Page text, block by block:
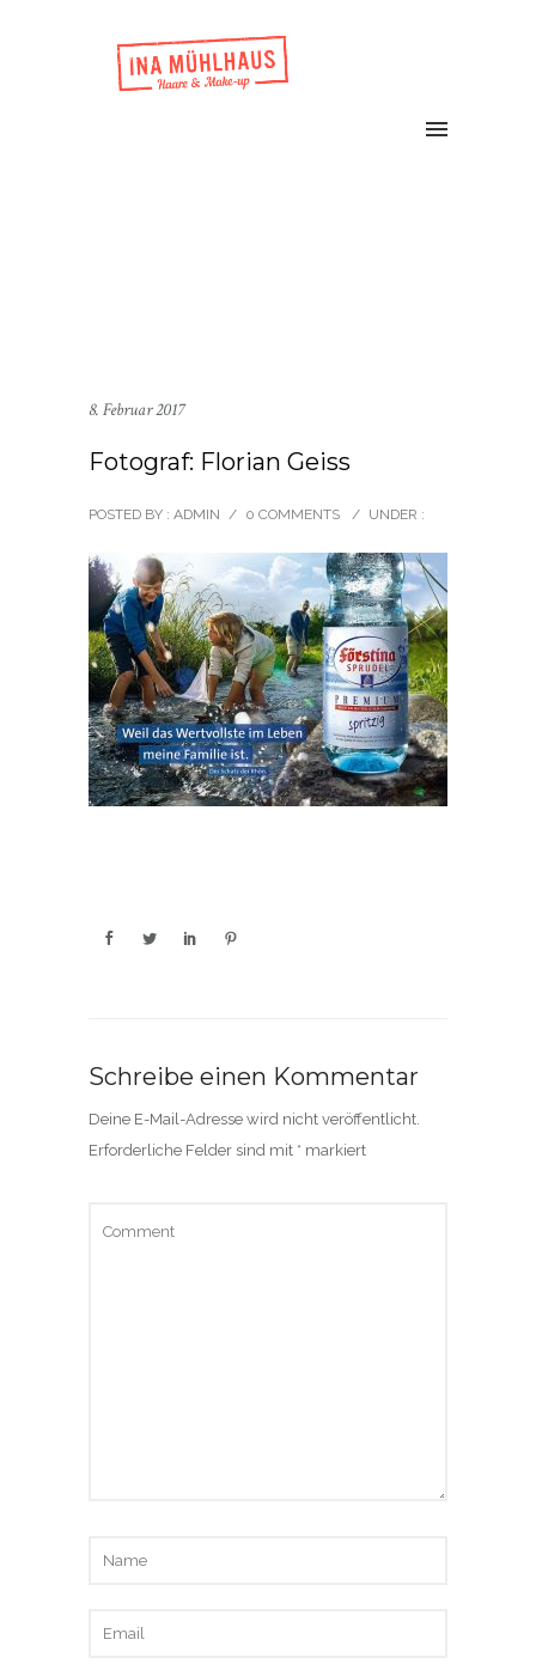
8. Februar 2017
Fotograf: Florian Geiss
POSTED BY : ADMIN / 0 COMMENTS / UNDER :
Schreibe einen Kommentar
Deine E-Mail-Adresse wird nicht veröffentlicht.
Erforderliche Felder sind mit * markiert